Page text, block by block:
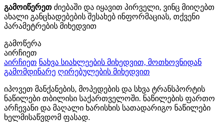
გამოიწერეთ ძიებაში და იყავით პირველი, ვინც მიიღებთ
ახალი განცხადებების შესახებ ინფორმაციას, თქვენი
პარამეტრების მიხედვით
გამოწერა
აირჩიეთ
აირჩიეთ ნახვა სიახლეების მიხედვით, მოთხოვნიდან
გამომდინარე ღირებულების მიხედვით
იპოვეთ მანქანების, მოპედების და სხვა ტრანსპორტის
ნაწილები თბილისი საქართველოში. ნაწილების ფართო
არჩევანი და მაღალი ხარისხის სათადარიგო ნაწილები
ხელმისაწვდომ ფასად.